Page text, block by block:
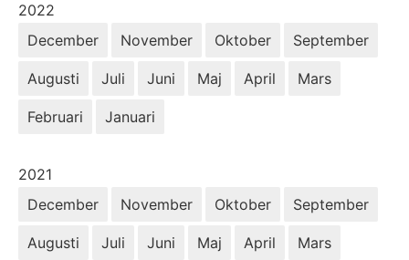
År:
2022
December
November Oktober September
Augusti Juli Juni Maj April Mars
Februari Januari
År:
2021
December
November Oktober September
Augusti Juli Juni Maj April Mars